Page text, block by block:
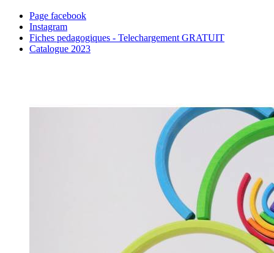
Page facebook
Instagram
Fiches pedagogiques - Telechargement GRATUIT
Catalogue 2023